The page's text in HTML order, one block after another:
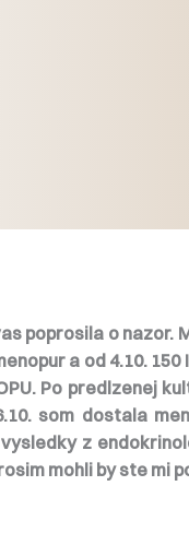
poprosila o nazor.
a od 4.10.
Po predlzenej
som dostala
z
mohli by ste mi